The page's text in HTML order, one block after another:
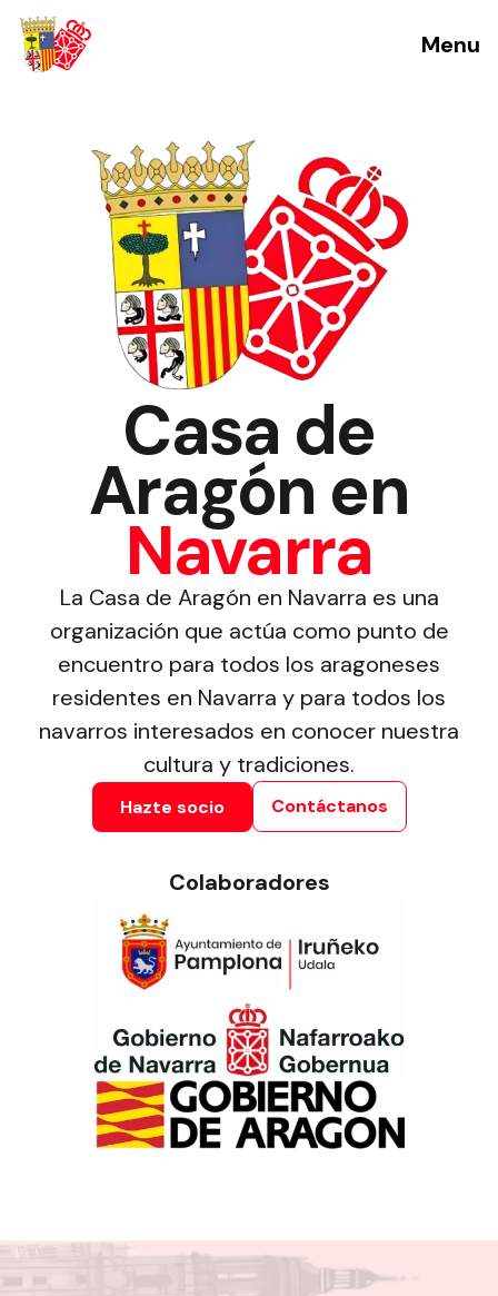
Menu
Casa de
Aragón en
Navarra
La Casa de Aragón en Navarra es una
organización que actúa como punto de
encuentro para todos los aragoneses
residentes en Navarra y para todos los
navarros interesados en conocer nuestra
cultura y tradiciones.
Hazte socio Contáctanos
Colaboradores